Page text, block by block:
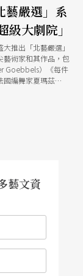
藝嚴選」系
級大劇院」
推出「北藝嚴選」
藝術家和其作品，包
Goebbels）《每件
國編舞家夏瑪茲
）《女先
夫斯基（Łukasz
藝文資